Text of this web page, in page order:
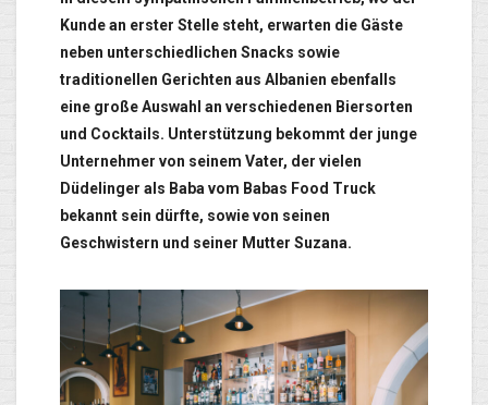
Kunde an erster Stelle steht, erwarten die Gäste
neben unterschiedlichen Snacks sowie
traditionellen Gerichten aus Albanien ebenfalls
eine große Auswahl an verschiedenen Biersorten
und Cocktails. Unterstützung bekommt der junge
Unternehmer von seinem Vater, der vielen
Düdelinger als Baba vom Babas Food Truck
bekannt sein dürfte, sowie von seinen
Geschwistern und seiner Mutter Suzana.